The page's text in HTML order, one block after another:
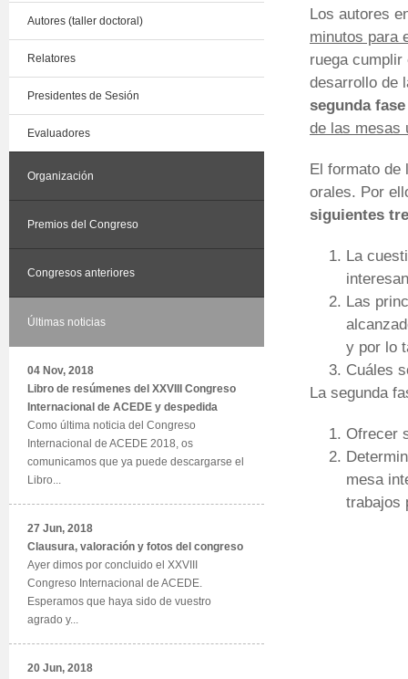
Autores (taller doctoral)
Relatores
Presidentes de Sesión
Evaluadores
Organización
Premios del Congreso
Congresos anteriores
Últimas noticias
04 Nov, 2018
Libro de resúmenes del XXVIII Congreso
Internacional de ACEDE y despedida
Como última noticia del Congreso
Internacional de ACEDE 2018, os
comunicamos que ya puede descargarse el
Libro...
27 Jun, 2018
Clausura, valoración y fotos del congreso
Ayer dimos por concluido el XXVIII
Congreso Internacional de ACEDE.
Esperamos que haya sido de vuestro
agrado y...
20 Jun, 2018
Los autores
minutos para
ruega
desarrollo de
segunda
de las mesas
El formato de
orales. Por
siguientes
La
Las
y por lo
Cuáles
La segunda
Ofrecer
mesa
trabajos